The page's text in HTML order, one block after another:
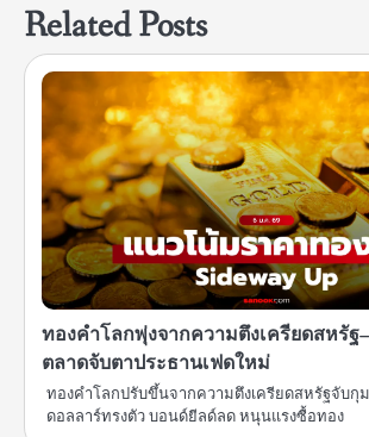
Related Posts
ทองคำโลกพุ่งจากความตึงเครียดสหรัฐ–
ตลาดจับตาประธานเฟดใหม่
ทองคำโลกปรับขึ้นจากความตึงเครียดสหรัฐจับกุม
ดอลลาร์ทรงตัว บอนด์ยีลด์ลด หนุนแรงซื้อทอง